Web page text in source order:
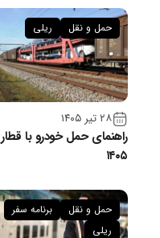
۲۸ تیر ۱۴۰۵
راهنمای حمل خودرو با قطار
۱۴۰۵
حمل و نقل ریلی
حمل و نقل
برنامه سفر
ریلی